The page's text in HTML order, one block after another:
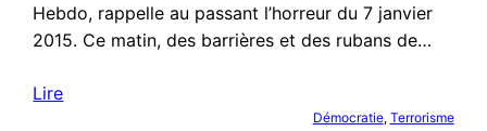
Hebdo, rappelle au passant l’horreur du 7 janvier
2015. Ce matin, des barrières et des rubans de…
Lire
Démocratie, Terrorisme